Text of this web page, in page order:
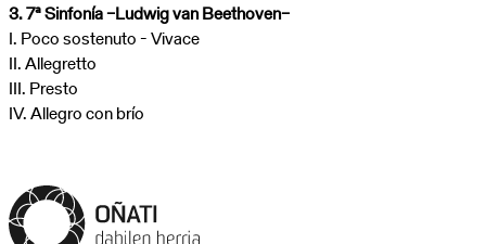
3. 7ª Sinfonía –Ludwig van Beethoven–
I. Poco sostenuto - Vivace
II. Allegretto
III. Presto
IV. Allegro con brío